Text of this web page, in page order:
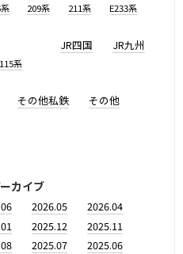
209系 211系 E233系
系
JR四国 JR九州
その他私鉄 その他
カイブ
2026.05
2026.04
2025.12
2025.11
2025.07
2025.06